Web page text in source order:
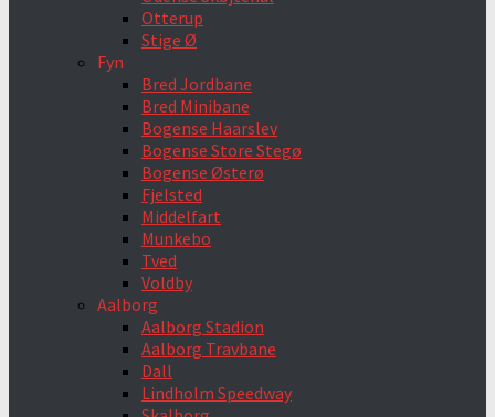
Otterup
Stige Ø
Fyn
Bred Jordbane
Bred Minibane
Bogense Haarslev
Bogense Store Stegø
Bogense Østerø
Fjelsted
Middelfart
Munkebo
Tved
Voldby
Aalborg
Aalborg Stadion
Aalborg Travbane
Dall
Lindholm Speedway